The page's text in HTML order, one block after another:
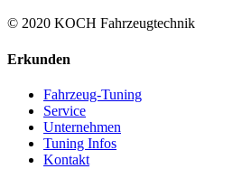
© 2020 KOCH Fahrzeugtechnik
Erkunden
Fahrzeug-Tuning
Service
Unternehmen
Tuning Infos
Kontakt